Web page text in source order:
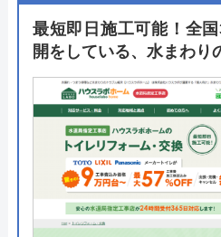
最短即日施工可能！全
開をしている、水まわり